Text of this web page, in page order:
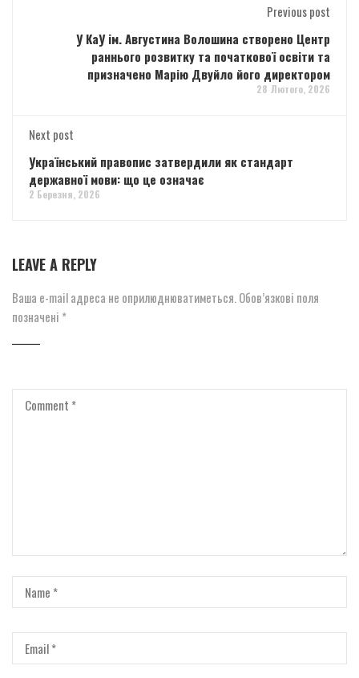
Previous post
У КаУ ім. Августина Волошина створено Центр
раннього розвитку та початкової освіти та
призначено Марію Двуйло його директором
28 Лютого, 2026
Next post
Український правопис затвердили як стандарт
державної мови: що це означає
2 Березня, 2026
LEAVE A REPLY
Ваша e-mail адреса не оприлюднюватиметься. Обов’язкові поля
позначені *